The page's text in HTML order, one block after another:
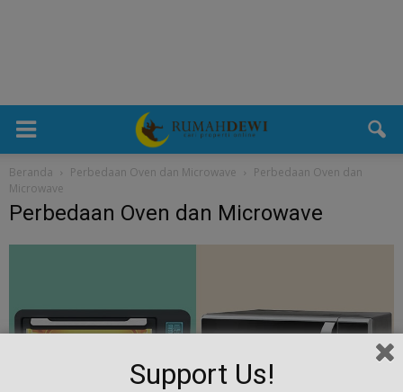
Beranda Perbedaan Oven dan Microwave
Perbedaan Oven dan
Microwave
Perbedaan Oven dan Microwave
Support Us!